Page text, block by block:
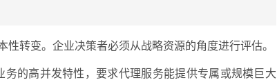
转变。企业决策者必须从战略资源的角度进行评估。
务的高并发特性，要求代理服务能提供专属或规模巨大